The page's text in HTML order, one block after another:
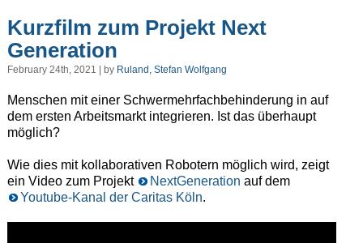
Kurzfilm zum Projekt Next
Generation
February 24th, 2021 | by Ruland, Stefan Wolfgang
Menschen mit einer Schwermehrfachbehinderung in auf
dem ersten Arbeitsmarkt integrieren. Ist das überhaupt
möglich?
Wie dies mit kollaborativen Robotern möglich wird, zeigt
ein Video zum Projekt
NextGeneration auf dem
Youtube-Kanal der Caritas Köln.